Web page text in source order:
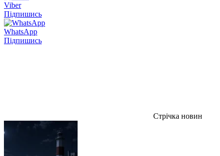
Viber
Підпишись
WhatsApp
Підпишись
Стрічка новин